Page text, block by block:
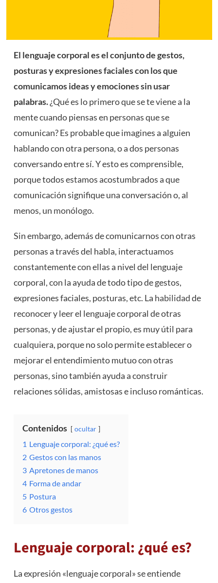
El lenguaje corporal es el conjunto de gestos,
posturas y expresiones faciales con los que
comunicamos ideas y emociones sin usar
palabras.¿Qué es lo primero que se te viene a la
mente cuando piensas en personas que se
comunican? Es probable que imagines a alguien
hablando con otra persona, o a dos personas
conversando entre sí. Y esto es comprensible,
porque todos estamos acostumbrados a que
comunicación signifique una conversación o, al
menos, un monólogo.
Sin embargo, además de comunicarnos con otras
personas a través del habla, interactuamos
constantemente con ellas a nivel del lenguaje
corporal, con la ayuda de todo tipo de gestos,
expresiones faciales, posturas, etc. La habilidadde
reconocer y leer el lenguaje corporal de otras
personas, y de ajustar el propio, es muy útil para
cualquiera, porque no solo permite establecer o
mejorar el entendimiento mutuo con otras
personas, sino también ayuda a construir
relaciones sólidas, amistosas e incluso románticas.
Contenidos ocultar
1 Lenguaje corporal: ¿qué es?
2 Gestos con las manos
3 Apretones de manos
4 Forma de andar
5 Postura
6 Otros gestos
Lenguaje corporal: ¿qué es?
La expresión «lenguaje corporal» se entiende